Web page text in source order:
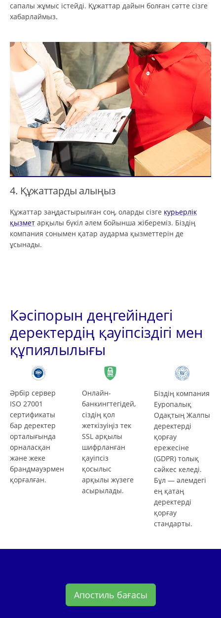
сапалы жұмыс істейді. Құжаттар дайын болған сәтте сізге
хабарлаймыз.
4. Құжаттарды алыңыз
Құжаттар заңдастырылған соң, оларды сізге курьерлік
қызмет арқылы бүкіл әлем бойынша жібереміз. Біздің
компания сонымен қатар аударма қызметтерін де
ұсынады.
Кәсіпорын деңгейіндегі
деректердің қауіпсіздігі мен
құпиялылығы
Әрбір сервер
ISO 27001
сертификаты
бар деректер
орталығында
орналасқан
және жеке
брандмауэрмен
қорғалған.
Онлайн-
банкингтегідей,
сіздің қол
жеткізуіңіз тек
SSL арқылы
шифрланған
қауіпсіз
қосылыс
арқылы жүзеге
асырылады.
Біздің компания
Еуропалық
Одақтың Жалпы
деректерді
қорғау
ережесіне
(GDPR) толық
сәйкес келеді.
Бұл — әлемдегі
ең қатаң
деректерді
қорғау
стандарты.
Апостиль бағасы